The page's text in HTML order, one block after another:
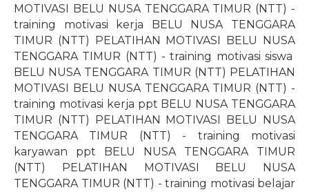
MOTIVASI BELU NUSA TENGGARA TIMUR (NTT) -
training motivasi kerja BELU NUSA TENGGARA
TIMUR (NTT) PELATIHAN MOTIVASI BELU NUSA
TENGGARA TIMUR (NTT) - training motivasi siswa
BELU NUSA TENGGARA TIMUR (NTT) PELATIHAN
MOTIVASI BELU NUSA TENGGARA TIMUR (NTT) -
training motivasi kerja ppt BELU NUSA TENGGARA
TIMUR (NTT) PELATIHAN MOTIVASI BELU NUSA
TENGGARA TIMUR (NTT) - training motivasi
karyawan ppt BELU NUSA TENGGARA TIMUR
(NTT) PELATIHAN MOTIVASI BELU NUSA
TENGGARA TIMUR (NTT) - training motivasi belajar